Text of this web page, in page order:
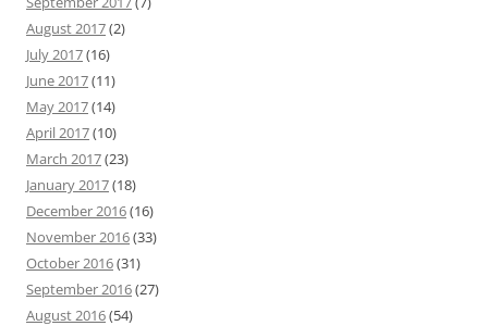
August 2017(2)
July 2017(16)
June 2017(11)
May 2017(14)
April 2017(10)
March 2017(23)
January 2017(18)
December 2016(16)
November 2016(33)
October 2016(31)
September 2016(27)
August 2016(54)